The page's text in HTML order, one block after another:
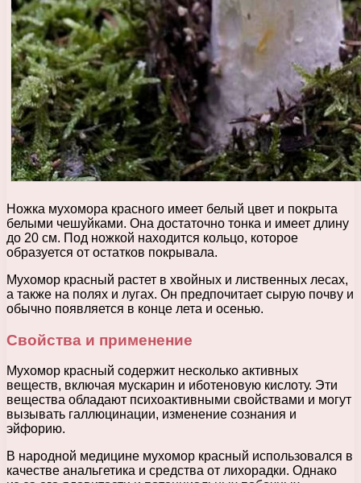
Ножка мухомора красного имеет белый цвет и покрыта
белыми чешуйками. Она достаточно тонка и имеет длину
до 20 см. Под ножкой находится кольцо, которое
образуется от остатков покрывала.
Мухомор красный растет в хвойных и лиственных лесах,
а также на полях и лугах. Он предпочитает сырую почву и
обычно появляется в конце лета и осенью.
Свойства и применение
Мухомор красный содержит несколько активных
веществ, включая мускарин и иботеновую кислоту. Эти
вещества обладают психоактивными свойствами и могут
вызывать галлюцинации, изменение сознания и
эйфорию.
В народной медицине мухомор красный использовался в
качестве анальгетика и средства от лихорадки. Однако